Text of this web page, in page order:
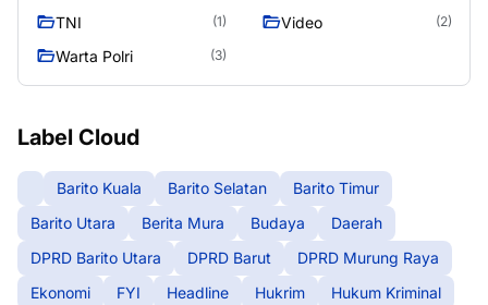
TNI (1) Video (2)
Warta Polri (3)
Label Cloud
Barito Kuala Barito Selatan
Barito Timur
Barito Utara
Berita Mura Budaya
Daerah
DPRD Barito Utara
DPRD Barut
DPRD Murung Raya
Ekonomi
FYI Headline Hukrim
Hukum Kriminal